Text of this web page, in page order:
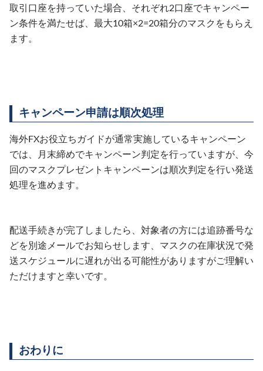
取引口座を持っていた場合、それぞれ2口座でキャンペー
ン条件を満たせば、最大10箱×2=20箱分のマスクをもらえ
ます。
キャンペーン申請は順次処理
海外FXお役立ちガイドが通常実施しているキャンペーン
では、月末締めでキャンペーン判定を行っていますが、今
回のマスクプレゼントキャンペーンは順次判定を行い発送
処理を進めます。
配送手続きが完了しましたら、対象者の方には追跡番号な
どを別途メールでお知らせします、マスクの在庫状況で発
送スケジュールに遅れが出る可能性がありますがご理解い
ただけますと幸いです。
おわりに